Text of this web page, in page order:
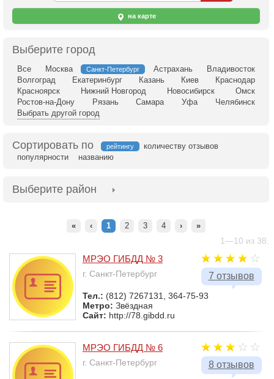
на карте
Выберите город
Все Москва Санкт-Петербург Астрахань
Владивосток
Волгоград
Екатеринбург Казань Киев
Краснодар
Красноярск
Нижний Новгород Новосибирск
Омск
Ростов-на-Дону
Рязань Самара Уфа
Челябинск
Выбрать другой город
Сортировать по рейтингу
количеству отзывов
популярности
названию
Выберите район
« ‹ 1 2 3 4 › »
1—10 из 38.
7 отзывов
МРЭО ГИБДД № 3
г. Санкт-Петербург
Тел.: (812) 7267131, 364-75-93
Метро: Звёздная
Сайт: http://78.gibdd.ru
8 отзывов
МРЭО ГИБДД № 6
г. Санкт-Петербург